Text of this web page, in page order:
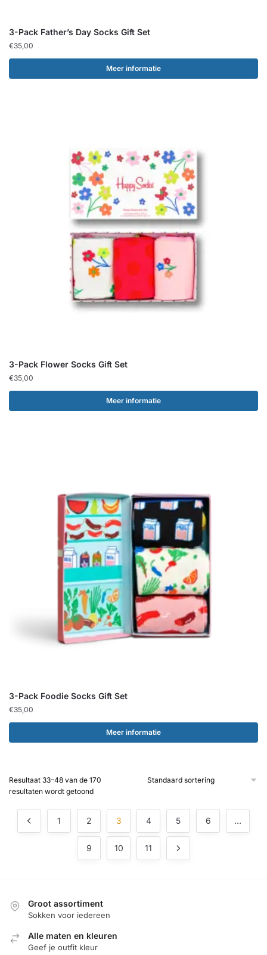
3-Pack Father’s Day Socks Gift Set
€35,00
Meer informatie
3-Pack Flower Socks Gift Set
€35,00
Meer informatie
3-Pack Foodie Socks Gift Set
€35,00
Meer informatie
Resultaat 33–48 van de 170
resultaten wordt getoond
1 2 3 4 5 6 …
9 10 11
Groot assortiment
Sokken voor iedereen
Alle maten en kleuren
Geef je outfit kleur